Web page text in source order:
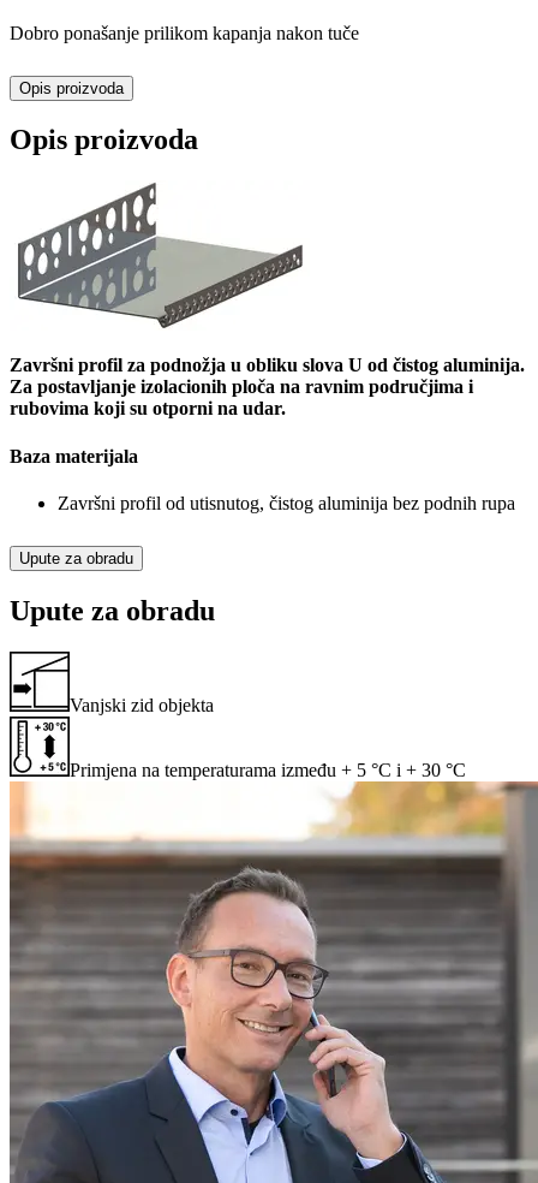
Dobro ponašanje prilikom kapanja nakon tuče
Opis proizvoda
Opis proizvoda
Završni profil za podnožja u obliku slova U od čistog aluminija.
Za postavljanje izolacionih ploča na ravnim područjima i
rubovima koji su otporni na udar.
Baza materijala
Završni profil od utisnutog, čistog aluminija bez podnih rupa
Upute za obradu
Upute za obradu
Vanjski zid objekta
Primjena na temperaturama između + 5 °C i + 30 °C